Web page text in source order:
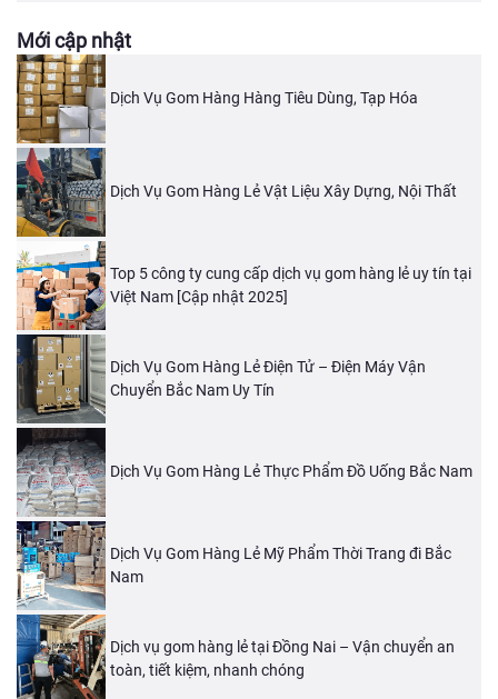
Mới cập nhật
Dịch Vụ Gom Hàng Hàng Tiêu Dùng, Tạp Hóa
Dịch Vụ Gom Hàng Lẻ Vật Liệu Xây Dựng, Nội Thất
Top 5 công ty cung cấp dịch vụ gom hàng lẻ uy tín tại
Việt Nam [Cập nhật 2025]
Dịch Vụ Gom Hàng Lẻ Điện Tử – Điện Máy Vận
Chuyển Bắc Nam Uy Tín
Dịch Vụ Gom Hàng Lẻ Thực Phẩm Đồ Uống Bắc Nam
Dịch Vụ Gom Hàng Lẻ Mỹ Phẩm Thời Trang đi Bắc
Nam
Dịch vụ gom hàng lẻ tại Đồng Nai – Vận chuyển an
toàn, tiết kiệm, nhanh chóng